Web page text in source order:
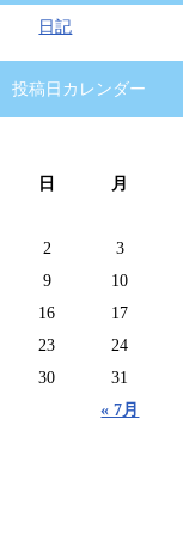
日記
投稿日カレンダー
日 月
« 7月
2
3
9
10
16
17
23
24
30
31